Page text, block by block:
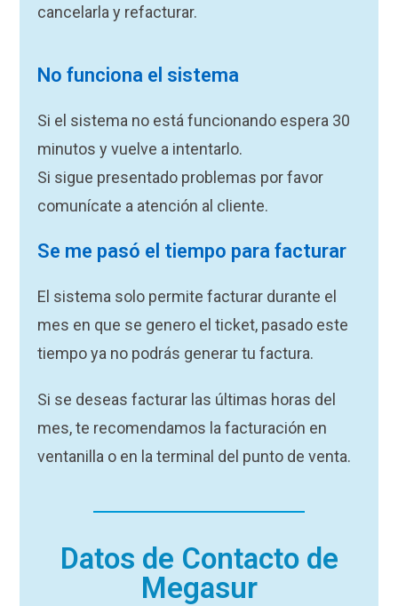
cancelarla y refacturar.
No funciona el sistema
Si el sistema no está funcionando espera 30
minutos y vuelve a intentarlo.
Si sigue presentado problemas por favor
comunícate a atención al cliente.
Se me pasó el tiempo para facturar
El sistema solo permite facturar durante el
mes en que se genero el ticket, pasado este
tiempo ya no podrás generar tu factura.
Si se deseas facturar las últimas horas del
mes, te recomendamos la facturación en
ventanilla o en la terminal del punto de venta.
Datos de Contacto de
Megasur